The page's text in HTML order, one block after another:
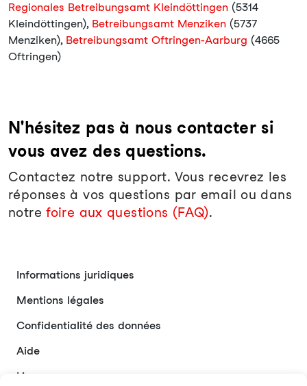
Regionales Betreibungsamt Kleindöttingen (5314
Kleindöttingen), Betreibungsamt Menziken (5737
Menziken), Betreibungsamt Oftringen-Aarburg (4665
Oftringen)
N'hésitez pas à nous contacter si
vous avez des questions.
Contactez notre support. Vous recevrez les
réponses à vos questions par email ou dans
notrefoire aux questions (FAQ).
Informations juridiques
Mentions légales
Confidentialité des données
Aide
Liens